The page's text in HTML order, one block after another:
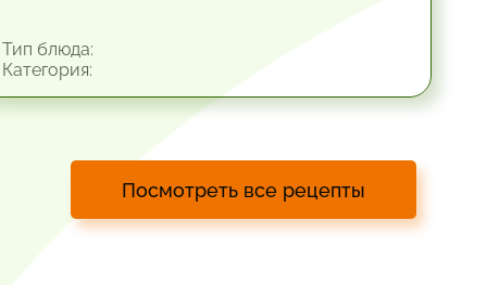
блюда:
Посмотреть все рецепты